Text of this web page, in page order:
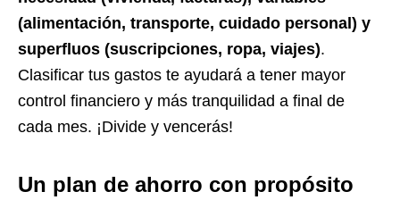
(alimentación, transporte, cuidado personal) y
superfluos (suscripciones, ropa, viajes).
Clasificar tus gastos te ayudará a tener mayor
control financiero y más tranquilidad a final de
cada mes. ¡Divide y vencerás!
Un plan de ahorro con propósito